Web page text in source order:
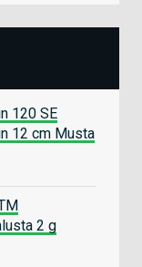
120 SE
12 cm Musta
2 g